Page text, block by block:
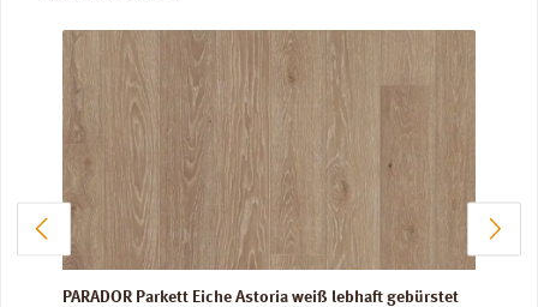
PARADOR Parkett Eiche Astoria weiß lebhaft gebürstet